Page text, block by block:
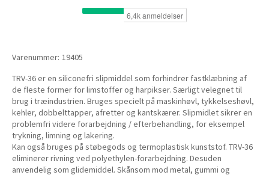
Varenummer: 19405
TRV-36 er en siliconefri slipmiddel som forhindrer fastklæbning af
de fleste former for limstoffer og harpikser. Særligt velegnet til
brug i træindustrien. Bruges specielt på maskinhøvl, tykkelseshøvl,
kehler, dobbelttapper, afretter og kantskærer. Slipmidlet sikrer en
problemfri videre forarbejdning / efterbehandling, for eksempel
trykning, limning og lakering.
Kan også bruges på støbegods og termoplastisk kunststof. TRV-36
eliminerer rivning ved polyethylen-forarbejdning. Desuden
anvendelig som glidemiddel. Skånsom mod metal, gummi og